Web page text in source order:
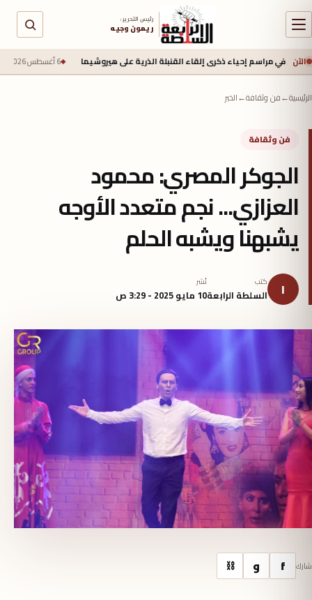
رئيس التحرير :
ريمون وجيه
الآن
إحياء ذكرى إلقاء القنبلة الذرية على هيروشيما 6 أغسطس 2026 - 6:50 ص جيش الاحتلال
الرئيسية←فن وثقافة←الخبر
فن وثقافة
الجوكر المصري: محمود
العزازي... نجم متعدد الأوجه
يشبهنا ويشبه الحلم
ا كتب
السلطة الرابعة
نُشر
10 مايو 2025 - 3:29 ص
شارك f و ⛓